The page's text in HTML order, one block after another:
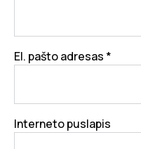
El. pašto adresas *
Interneto puslapis